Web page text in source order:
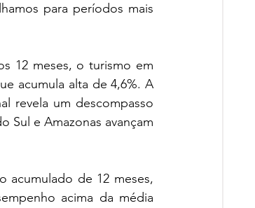
para períodos mais
12 meses, o turismo em
acumula alta de 4,6%. A
revela um descompasso
Sul e Amazonas avançam
acumulado de 12 meses,
acima da média